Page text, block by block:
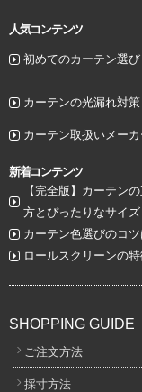
人気コンテンツ
初めてのカーテン選び
カーテンの光漏れ対策
カーテン取扱いメーカ
新着コンテンツ
【完全版】カーテン
方とぴったりなサイ
カーテン色選びのコツ
ロールスクリーンの
SHOPPING GUIDE
ご注文方法
採寸方法